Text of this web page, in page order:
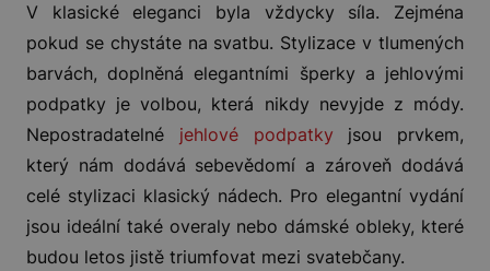
V klasické eleganci byla vždycky síla. Zejména
pokud se chystáte na svatbu. Stylizace v tlumených
barvách, doplněná elegantními šperky a jehlovými
podpatky je volbou, která nikdy nevyjde z módy.
Nepostradatelné jehlové podpatky jsou prvkem,
který nám dodává sebevědomí a zároveň dodává
celé stylizaci klasický nádech. Pro elegantní vydání
jsou ideální také overaly nebo dámské obleky, které
budou letos jistě triumfovat mezi svatebčany.